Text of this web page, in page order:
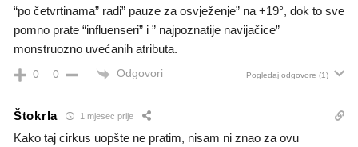
“po četvrtinama” radi” pauze za osvježenje” na +19°, dok to sve
pomno prate “influenseri” i ” najpoznatije navijačice”
monstruozno uvećanih atributa.
0 0 Odgovori Pogledaj odgovore (1)
Štokrla 1 mjesec prije
Kako taj cirkus uopšte ne pratim, nisam ni znao za ovu